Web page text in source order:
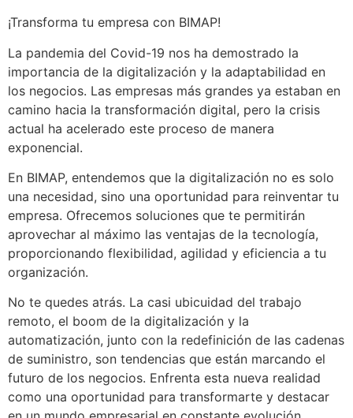
¡Transforma tu empresa con BIMAP!
La pandemia del Covid-19 nos ha demostrado la
importancia de la digitalización y la adaptabilidad en
los negocios. Las empresas más grandes ya estaban en
camino hacia la transformación digital, pero la crisis
actual ha acelerado este proceso de manera
exponencial.
En BIMAP, entendemos que la digitalización no es solo
una necesidad, sino una oportunidad para reinventar tu
empresa. Ofrecemos soluciones que te permitirán
aprovechar al máximo las ventajas de la tecnología,
proporcionando flexibilidad, agilidad y eficiencia a tu
organización.
No te quedes atrás. La casi ubicuidad del trabajo
remoto, el boom de la digitalización y la
automatización, junto con la redefinición de las cadenas
de suministro, son tendencias que están marcando el
futuro de los negocios. Enfrenta esta nueva realidad
como una oportunidad para transformarte y destacar